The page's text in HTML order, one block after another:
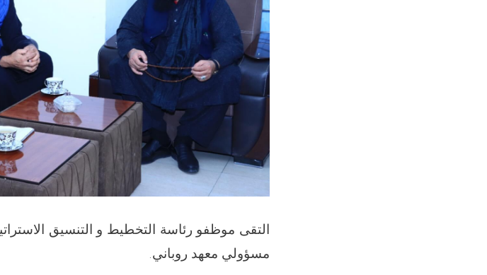
التقى موظفو رئاسة التخطيط و التنسيق
مسؤولي معهد روباني.